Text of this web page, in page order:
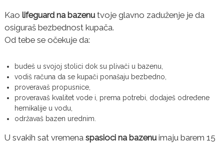
Kao lifeguard na bazenutvoje glavno zaduženje je da
osiguraš bezbednost kupača.
Od tebe se očekuje da:
budeš u svojoj stolici dok su plivači u bazenu,
vodiš računa da se kupači ponašaju bezbedno,
proveravaš propusnice,
proveravaš kvalitet vode i, prema potrebi, dodaješ određene
hemikalije u vodu,
održavaš bazen urednim.
U svakih sat vremena spasioci na bazenuimaju barem 15